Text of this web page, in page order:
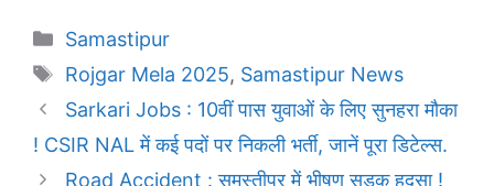
Categories
Samastipur
Tags
Rojgar Mela 2025, Samastipur News
Sarkari Jobs : 10वीं पास युवाओं के लिए सुनहरा मौका
! CSIR NAL में कई पदों पर निकली भर्ती, जानें पूरा डिटेल्स.
Road Accident : समस्तीपुर में भीषण सड़क हदसा !